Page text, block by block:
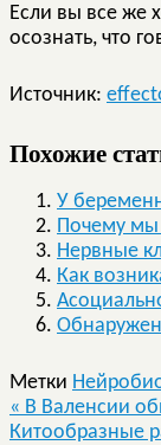
Если вы все же
осознать, что
Источник:
Похожие
У
Почему мы
Нервные
Как
Метки
« В Валенсии
Китообразные